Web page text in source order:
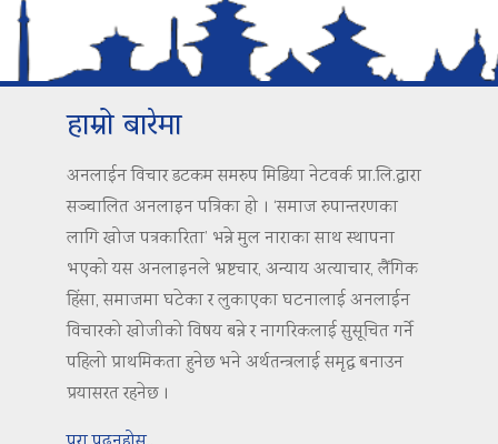
हाम्रो बारेमा
अनलाईन विचार डटकम समरुप मिडिया नेटवर्क प्रा.लि.द्वारा
सञ्चालित अनलाइन पत्रिका हो । ‘समाज रुपान्तरणका
लागि खोज पत्रकारिता’ भन्ने मुल नाराका साथ स्थापना
भएको यस अनलाइनले भ्रष्टचार, अन्याय अत्याचार, लैंगिक
हिंसा, समाजमा घटेका र लुकाएका घटनालाई अनलाईन
विचारको खोजीको विषय बन्ने र नागरिकलाई सुसूचित गर्ने
पहिलो प्राथमिकता हुनेछ भने अर्थतन्त्रलाई समृद्ध बनाउन
प्रयासरत रहनेछ ।